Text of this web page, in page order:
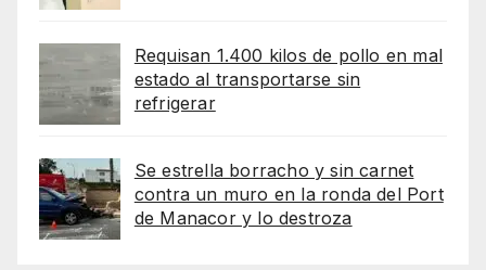
Requisan 1.400 kilos de pollo en mal
estado al transportarse sin
refrigerar
Se estrella borracho y sin carnet
contra un muro en la ronda del Port
de Manacor y lo destroza